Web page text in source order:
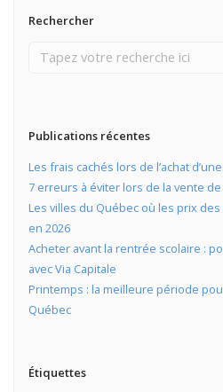
Rechercher
Publications récentes
Les frais cachés lors de l’achat
7 erreurs à éviter lors de la vente
Les villes du Québec où les prix
en 2026
Acheter avant la rentrée scolaire :
avec Via Capitale
Printemps : la meilleure période
Québec
Étiquettes